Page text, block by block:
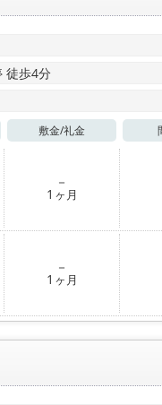
徒歩4分
敷金/礼金
－
1 ヶ月
－
1 ヶ月